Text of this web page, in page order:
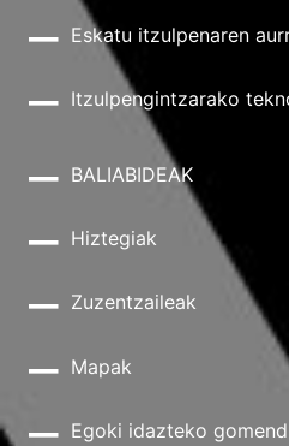
Eskatu itzulpenaren
Itzulpengintzarako
BALIABIDEAK
Hiztegiak
Zuzentzaileak
Mapak
Egoki idazteko